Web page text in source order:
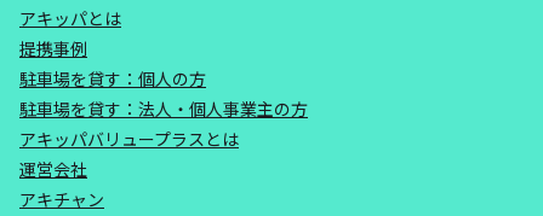
アキッパとは
提携事例
駐車場を貸す：個人の方
駐車場を貸す：法人・個人事業主の方
アキッパバリュープラスとは
運営会社
アキチャン